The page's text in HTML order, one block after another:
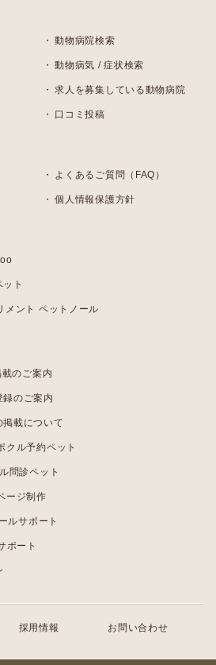
動物病院検索
動物病気 / 症状検索
求人を募集している動物病院
口コミ投稿
よくあるご質問（FAQ）
個人情報保護方針
ト
メント ペットノール
のご案内
のご案内
掲載について
クル予約ペット
問診ペット
ージ制作
ルサポート
ポート
採用情報 お問い合わせ